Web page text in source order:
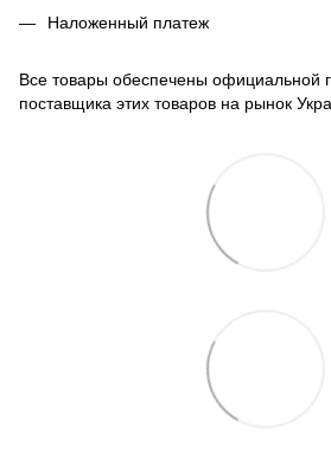
Наложенный платеж
Все товары обеспечены официальной
поставщика этих товаров на рынок